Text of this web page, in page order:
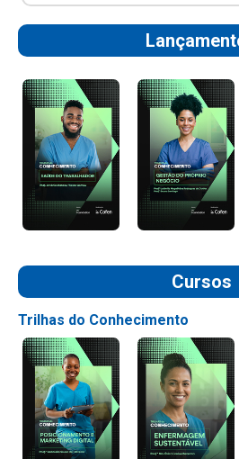
Cursos
Trilhas do Conhecimento